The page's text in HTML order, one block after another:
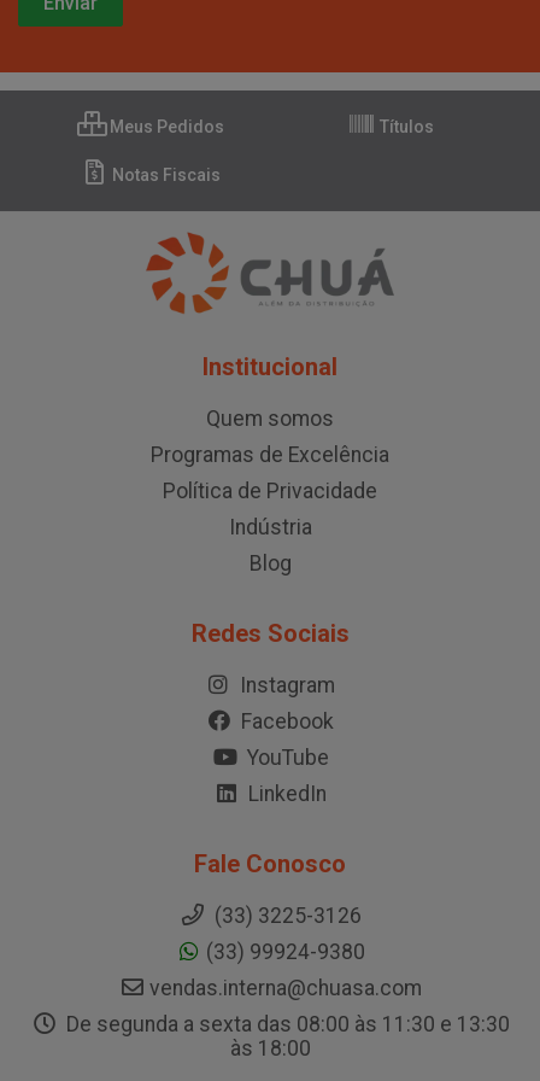
Meus Pedidos Títulos
Notas Fiscais
Institucional
Quem somos
Programas de Excelência
Política de Privacidade
Indústria
Blog
Redes Sociais
Instagram
Facebook
YouTube
LinkedIn
Fale Conosco
(33) 3225-3126
(33) 99924-9380
vendas.interna@chuasa.com
De segunda a sexta das 08:00 às 11:30 e 13:30
às 18:00